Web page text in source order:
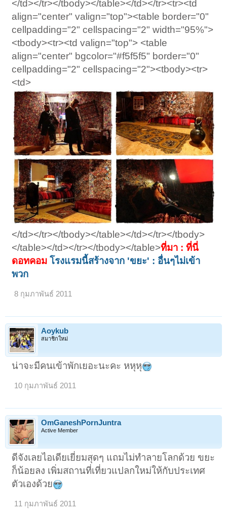
</td></tr></tbody></table></td></tr><tr><td
align="center" valign="top"><table border="0"
cellpadding="2" cellspacing="2" width="95%">
<tbody><tr><td valign="top"> <table
align="center" bgcolor="#f5f5f5" border="0"
cellpadding="2" cellspacing="2"><tbody><tr>
<td>
</td></tr></tbody></table></td></tr></tbody>
</table></td></tr></tbody></table>ที่มา : ที่นี่
ดอทคอมโรงแรมนี้สร้างจาก 'ขยะ' : อื่นๆไม่เข้า
พวก
8 กุมภาพันธ์ 2011
Aoykub
สมาชิกใหม่
น่าจะมีคนเข้าพักเยอะนะคะ หหุหุ
10 กุมภาพันธ์ 2011
OmGaneshPornJuntra
Active Member
ดีจังเลยไอเดียเยี่ยมสุดๆ แถมไม่ทำลายโลกด้วย ขยะ
ก็น้อยลง เพิ่มสถานที่เที่ยวแปลกใหม่ให้กับประเทศ
ตัวเองด้วย
11 กุมภาพันธ์ 2011